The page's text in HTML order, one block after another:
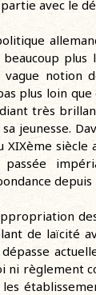
avec le
plus
notion
plus loin que
très
jeunesse.
siècle
depuis
de laïcité
ni règlement